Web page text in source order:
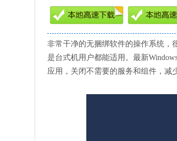
非常干净的无捆绑软件的操作系统，
是台式机用户都能适用。最新
应用，关闭不需要的服务和组件，减